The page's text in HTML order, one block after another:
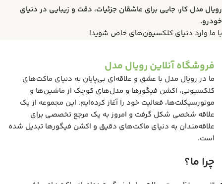
رویال مدل کار، جایی برای عاشقان جزئیات، دقت و زیبایی در دنیای
خودرو.
با ما وارد دنیای کلکسیون‌های خاص شوید!
فروشگاه آنلاین رویال مدل
ما در رویال مدل با عشق و علاقه‌ای بی‌پایان به دنیای ماکت‌های
کلکسیونی، اکشن فیگورها و مدل‌های کوچک از ماشین‌ها و
موتورسیکلت‌ها، فعالیت خود را آغاز کرده‌ایم. این مجموعه از یک
علاقه شخصی شکل گرفت و امروز به یک مرجع تخصصی برای
علاقه‌مندان به دنیای ماکت‌های دقیق و اکشن فیگورها تبدیل شده
است.
چرا ما؟